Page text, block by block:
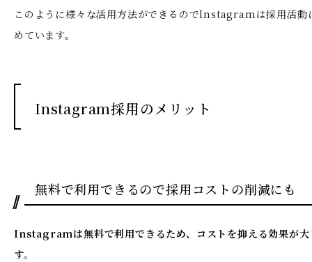
このように様々な活用方法ができるのでInstagramは採用活動
めています。
Instagram採用のメリット
無料で利用できるので採用コストの削減にも
Instagramは無料で利用できるため、コストを抑える効果が大
す。